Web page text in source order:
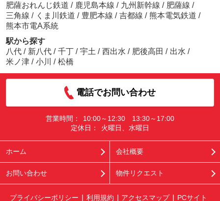
肥薩おれんじ鉄道 / 鹿児島本線 / 九州新幹線 / 肥薩線 /
三角線 / くま川鉄道 / 豊肥本線 / 吉都線 / 熊本電気鉄道 /
熊本市電A系統
駅から探す
八代 / 新八代 / 千丁 / 宇土 / 西出水 / 肥後高田 / 出水 /
米ノ津 / 小川 / 松橋
電話でお問い合わせ
営業時間：
10:00～12:30 13:30～17:00
定休日：
火曜日、水曜日
ホーム 会社概要
お問い合わせ 物件リクエスト
プライバシーポリシー 利用規約 アクセスマップ PCサイト